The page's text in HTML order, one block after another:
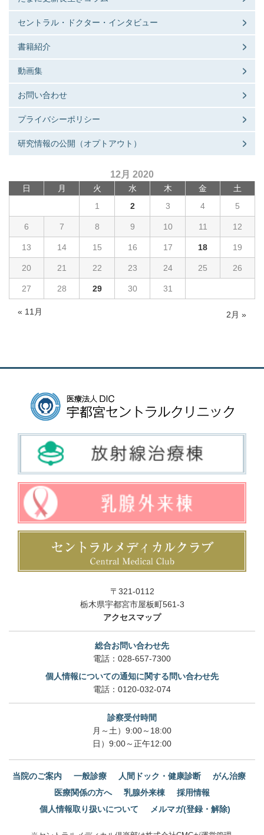
セントラル・ドクター・インタビュー
書籍紹介
動画集
お問い合わせ
プライバシーポリシー
研究情報の公開（オプトアウト）
12月 2020
日 月 火 水 木 金 土
« 11月 2月 »
1 2 3 4 5
6 7 8 9 10 11 12
13 14 15 16 17 18 19
20 21 22 23 24 25 26
27 28 29 30 31
〒321-0112
栃木県宇都宮市屋板町561-3
アクセスマップ
総合お問い合わせ先
電話： 028-657-7300
個人情報についての通知に関する問い合わせ先
電話： 0120-032-074
診察受付時間
月～土）9:00～18:00
日）9:00～正午12:00
当院のご案内 一般診療 人間ドック・健康診断
がん治療
医療関係の方へ
乳腺外来棟
採用情報
個人情報取り扱いについて
メルマガ(登録・解除)